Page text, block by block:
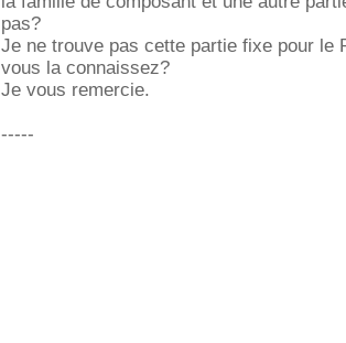
pas?
Je ne trouve pas cette partie fixe pour le
vous la connaissez?
Je vous remercie.
-----